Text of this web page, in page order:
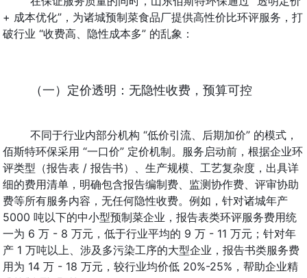
+ 成本优化”，为诸城预制菜食品厂提供高性价比环评服务，打
破行业 “收费高、隐性成本多” 的乱象：
（一）定价透明：无隐性收费，预算可控
不同于行业内部分机构 “低价引流、后期加价” 的模式，
佰斯特环保采用 “一口价” 定价机制。服务启动前，根据企业环
评类型（报告表 / 报告书）、生产规模、工艺复杂度，出具详
细的费用清单，明确包含报告编制费、监测协作费、评审协助
费等所有服务内容，无任何隐性收费。例如，针对诸城年产
5000 吨以下的中小型预制菜企业，报告表类环评服务费用统
一为 6 万 - 8 万元，低于行业平均的 9 万 - 11 万元；针对年
产 1 万吨以上、涉及多污染工序的大型企业，报告书类服务费
用为 14 万 - 18 万元，较行业均价低 20%-25%，帮助企业精